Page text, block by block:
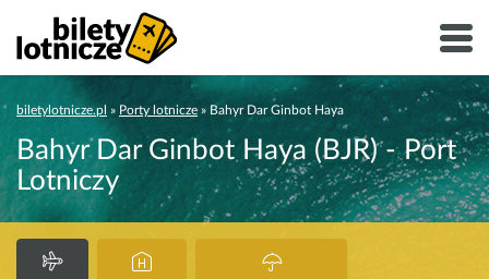
biletylotnicze.pl » Porty lotnicze » Bahyr Dar Ginbot Haya
Bahyr Dar Ginbot Haya (BJR) - Port
Lotniczy